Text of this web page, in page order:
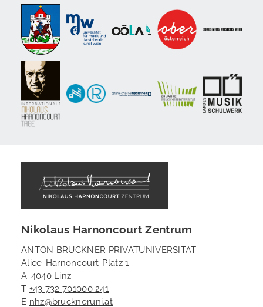
Nikolaus Harnoncourt Zentrum
ANTON BRUCKNER PRIVATUNIVERSITÄT
Alice-Harnoncourt-Platz 1
A-4040 Linz
T +43 732 701000 241
E nhz@bruckneruni.at